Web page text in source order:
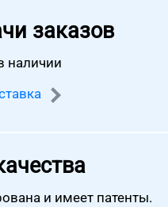
заказов
наличии
и имеет патенты.